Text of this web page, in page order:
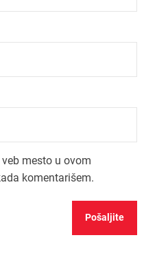
mesto u ovom
komentarišem.